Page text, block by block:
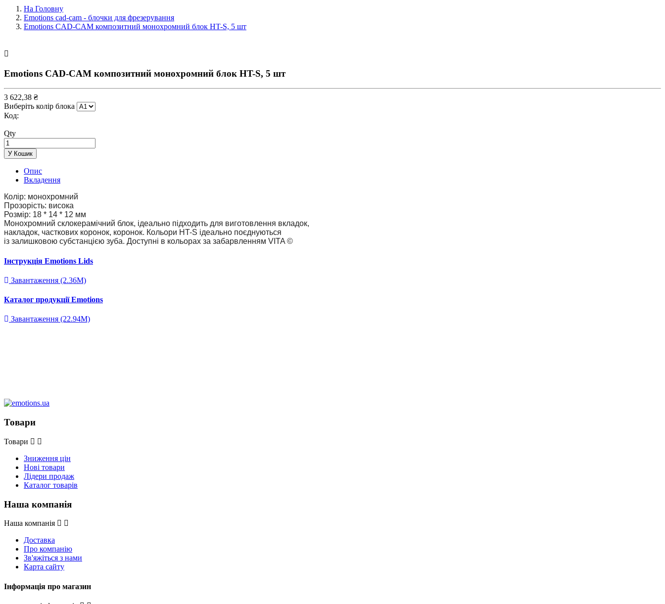
На Головну
Emotions cad-cam - блочки для фрезерування
Emotions CAD-CAM композитний монохромний блок HT-S, 5 шт

Emotions CAD-CAM композитний монохромний блок HT-S, 5 шт
3 622,38 ₴
Виберіть колір блока
Код:
Qty
У Кошик
Опис
Вкладення
Колір: монохромний
Прозорість: висока
Розмір: 18 * 14 * 12 мм
Монохромний склокерамічний блок, ідеально підходить для виготовлення вкладок,
накладок, часткових коронок, коронок. Кольори HT-S ідеально поєднуються
із залишковою субстанцією зуба. Доступні в кольорах за забарвленням VITA ©
Інструкція Emotions Lids
Завантаження (2.36M)
Каталог продукції Emotions
Завантаження (22.94M)
Товари
Товари
Зниження цін
Нові товари
Лідери продаж
Каталог товарів
Наша компанія
Наша компанія
Доставка
Про компанію
Зв'яжіться з нами
Карта сайту
Інформація про магазин